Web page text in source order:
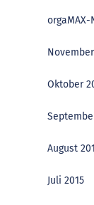
Oktober
August
Juli 2015